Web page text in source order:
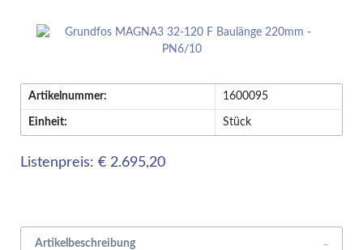
Artikelnummer: 1600095
Einheit: Stück
Listenpreis: € 2.695,20
Artikelbeschreibung